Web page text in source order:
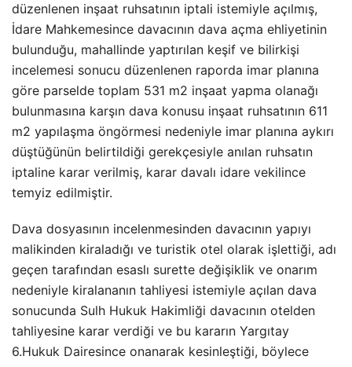
düzenlenen inşaat ruhsatının iptali istemiyle açılmış,
İdare Mahkemesince davacının dava açma ehliyetinin
bulunduğu, mahallinde yaptırılan keşif ve bilirkişi
incelemesi sonucu düzenlenen raporda imar planına
göre parselde toplam 531 m2 inşaat yapma olanağı
bulunmasına karşın dava konusu inşaat ruhsatının 611
m2 yapılaşma öngörmesi nedeniyle imar planına aykırı
düştüğünün belirtildiği gerekçesiyle anılan ruhsatın
iptaline karar verilmiş, karar davalı idare vekilince
temyiz edilmiştir.
Dava dosyasının incelenmesinden davacının yapıyı
malikinden kiraladığı ve turistik otel olarak işlettiği, adı
geçen tarafından esaslı surette değişiklik ve onarım
nedeniyle kiralananın tahliyesi istemiyle açılan dava
sonucunda Sulh Hukuk Hakimliği davacının otelden
tahliyesine karar verdiği ve bu kararın Yargıtay
6.Hukuk Dairesince onanarak kesinleştiği, böylece